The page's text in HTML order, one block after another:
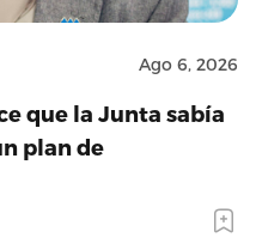
Ago 6, 2026
que la Junta sabía
plan de